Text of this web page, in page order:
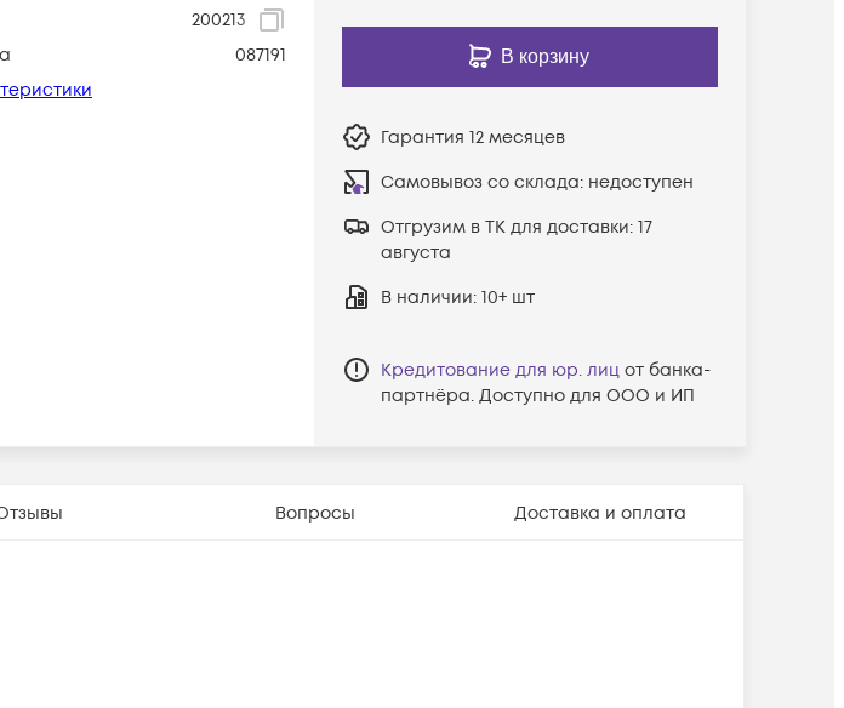
200213
087191
В корзину
Гарантия 12 месяцев
Самовывоз со склада: недоступен
Отгрузим в ТК для доставки: 17
августа
В наличии: 10+ шт
Кредитование для юр. лиц от банка-
партнёра. Доступно для ООО и ИП
Вопросы Доставка и оплата